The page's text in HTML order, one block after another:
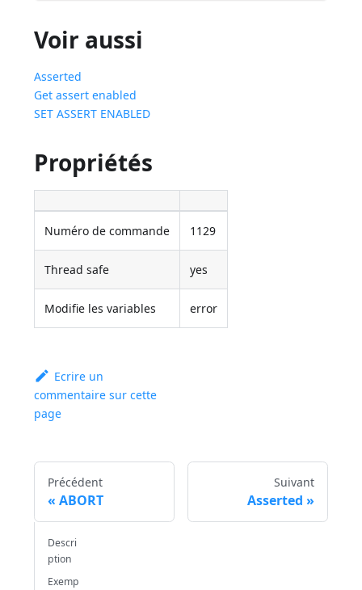
Voir aussi
Asserted
Get assert enabled
SET ASSERT ENABLED
Propriétés
Numéro de commande 1129
Thread safe yes
Modifie les variables error
Ecrire un
commentaire sur cette
page
Précédent
ABORT
Suivant
Asserted
Descri
ption
Exemp